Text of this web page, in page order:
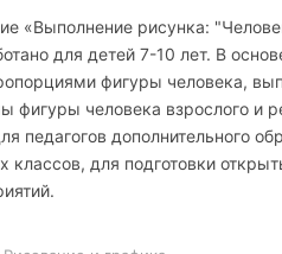
«Выполнение рисунка:
для детей 7-10 лет. В
фигуры человека,
фигуры человека взрослого и
педагогов дополнительного
классов, для подготовки